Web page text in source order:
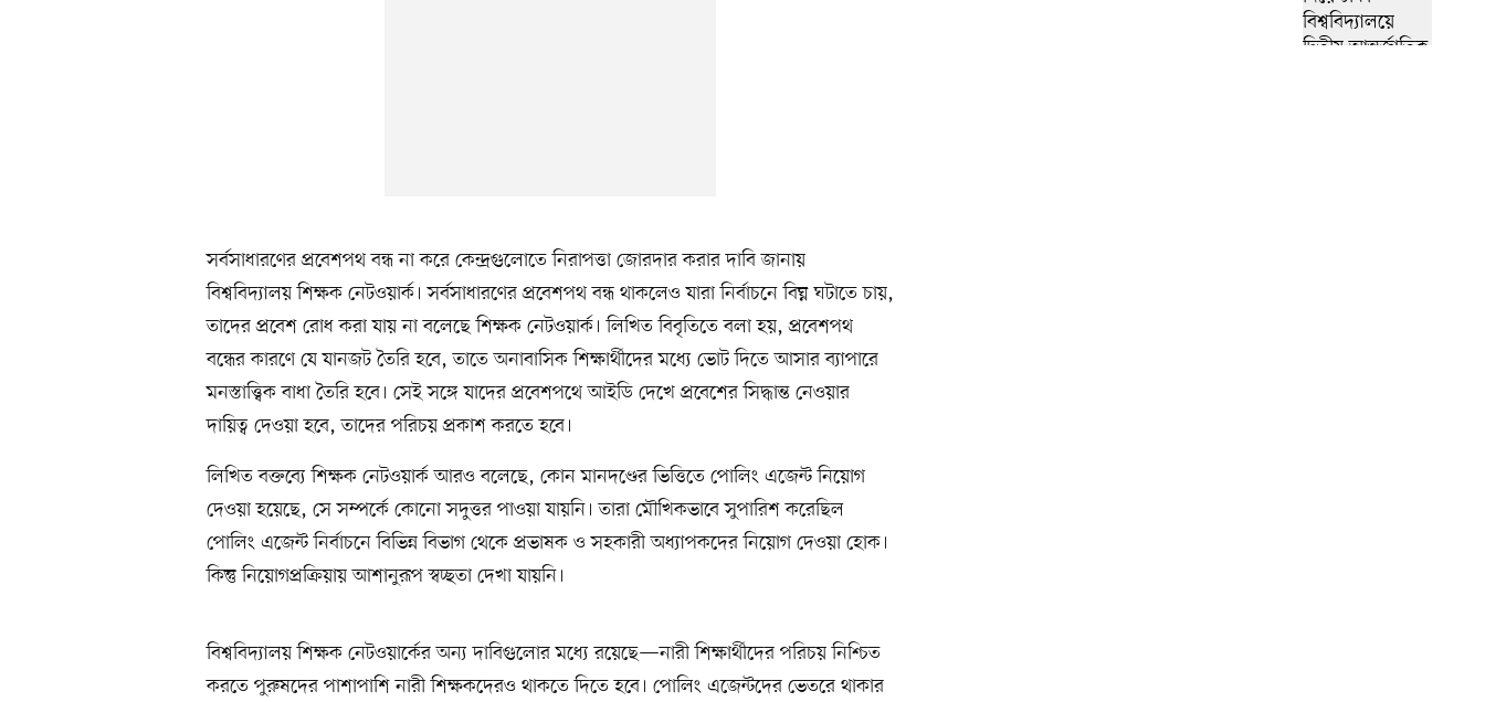
সর্বসাধারণের প্রবেশপথ বন্ধ না করে কেন্দ্রগুলোতে নিরাপত্তা জোরদার করার দাবি জানায়
বিশ্ববিদ্যালয় শিক্ষক নেটওয়ার্ক। সর্বসাধারণের প্রবেশপথ বন্ধ থাকলেও যারা নির্বাচনে বিঘ্ন ঘটাতে চায়,
তাদের প্রবেশ রোধ করা যায় না বলেছে শিক্ষক নেটওয়ার্ক। লিখিত বিবৃতিতে বলা হয়, প্রবেশপথ
বন্ধের কারণে যে যানজট তৈরি হবে, তাতে অনাবাসিক শিক্ষার্থীদের মধ্যে ভোট দিতে আসার ব্যাপারে
মনস্তাত্ত্বিক বাধা তৈরি হবে। সেই সঙ্গে যাদের প্রবেশপথে আইডি দেখে প্রবেশের সিদ্ধান্ত নেওয়ার
দায়িত্ব দেওয়া হবে, তাদের পরিচয় প্রকাশ করতে হবে।
লিখিত বক্তব্যে শিক্ষক নেটওয়ার্ক আরও বলেছে, কোন মানদণ্ডের ভিত্তিতে পোলিং এজেন্ট নিয়োগ
দেওয়া হয়েছে, সে সম্পর্কে কোনো সদুত্তর পাওয়া যায়নি। তারা মৌখিকভাবে সুপারিশ করেছিল
পোলিং এজেন্ট নির্বাচনে বিভিন্ন বিভাগ থেকে প্রভাষক ও সহকারী অধ্যাপকদের নিয়োগ দেওয়া হোক।
কিন্তু নিয়োগপ্রক্রিয়ায় আশানুরূপ স্বচ্ছতা দেখা যায়নি।
বিশ্ববিদ্যালয় শিক্ষক নেটওয়ার্কের অন্য দাবিগুলোর মধ্যে রয়েছে—নারী শিক্ষার্থীদের পরিচয় নিশ্চিত
করতে পুরুষদের পাশাপাশি নারী শিক্ষকদেরও থাকতে দিতে হবে। পোলিং এজেন্টদের ভেতরে থাকার